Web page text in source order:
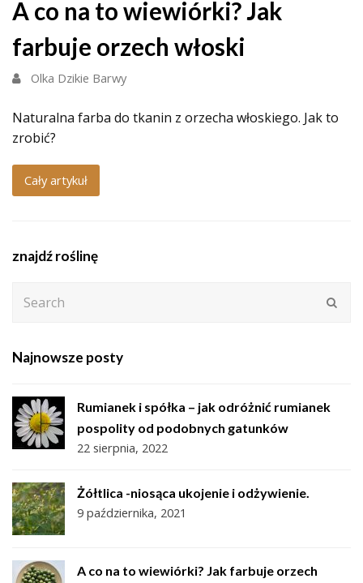
A co na to wiewiórki? Jak
farbuje orzech włoski
Olka Dzikie Barwy
Naturalna farba do tkanin z orzecha włoskiego. Jak to
zrobić?
Cały artykuł
znajdź roślinę
Najnowsze posty
Rumianek i spółka – jak odróżnić rumianek
pospolity od podobnych gatunków
22 sierpnia, 2022
Żółtlica -niosąca ukojenie i odżywienie.
9 października, 2021
A co na to wiewiórki? Jak farbuje orzech